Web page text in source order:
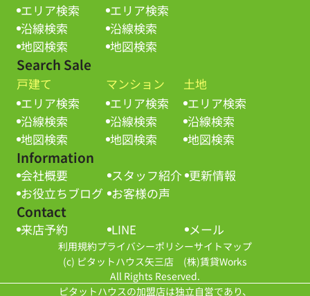
エリア検索
沿線検索
地図検索
エリア検索
沿線検索
地図検索
Search Sale
戸建て
エリア検索
沿線検索
地図検索
マンション
エリア検索
沿線検索
地図検索
土地
エリア検索
沿線検索
地図検索
Information
会社概要 スタッフ紹介 更新情報
お役立ちブログ お客様の声
Contact
来店予約 LINE メール
利用規約プライバシーポリシーサイトマップ
(c) ピタットハウス矢三店 (株)賃貸Works
All Rights Reserved.
ピタットハウスの加盟店は独立自営であり、